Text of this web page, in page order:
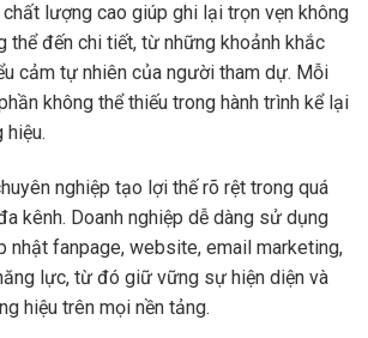
chất lượng cao giúp ghi lại trọn vẹn không
thể đến chi tiết, từ những khoảnh khắc
cảm tự nhiên của người tham dự. Mỗi
không thể thiếu trong hành trình kể lại
hiệu.
nghiệp tạo lợi thế rõ rệt trong quá
kênh. Doanh nghiệp dễ dàng sử dụng
nhật fanpage, website, email marketing,
lực, từ đó giữ vững sự hiện diện và
hiệu trên mọi nền tảng.